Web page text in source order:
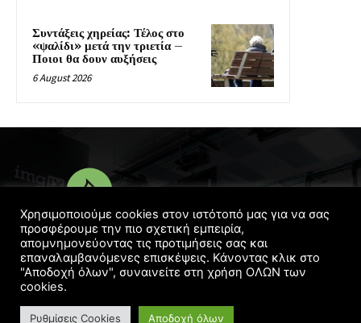
Συντάξεις χηρείας: Τέλος στο
«ψαλίδι» μετά την τριετία –
Ποιοι θα δουν αυξήσεις
6 August 2026
© Copyright 2016 - 2022 | DesignedGeorgelaskos.com
Χρησιμοποιούμε cookies στον ιστότοπό μας για να σας
προσφέρουμε την πιο σχετική εμπειρία,
απομνημονεύοντας τις προτιμήσεις σας και
επαναλαμβανόμενες επισκέψεις. Κάνοντας κλικ στο
"Αποδοχή όλων", συναινείτε στη χρήση ΟΛΩΝ των
cookies.
Ρυθμίσεις Cookies Αποδοχή όλων